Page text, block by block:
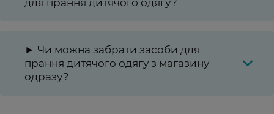
► Чи можна забрати засоби для
прання дитячого одягу з магазину
одразу?